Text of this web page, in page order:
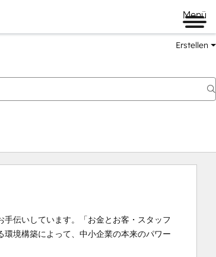
Menü
Erstellen
伝いしています。「お金とお客・スタッフ
境構築によって、中小企業の本来のパワー